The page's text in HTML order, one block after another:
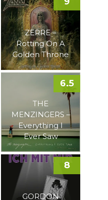
ZERRE –
Rotting On A
Golden Throne
THE
MENZINGERS –
Everything I
Ever Saw
6.5
GORDON
8